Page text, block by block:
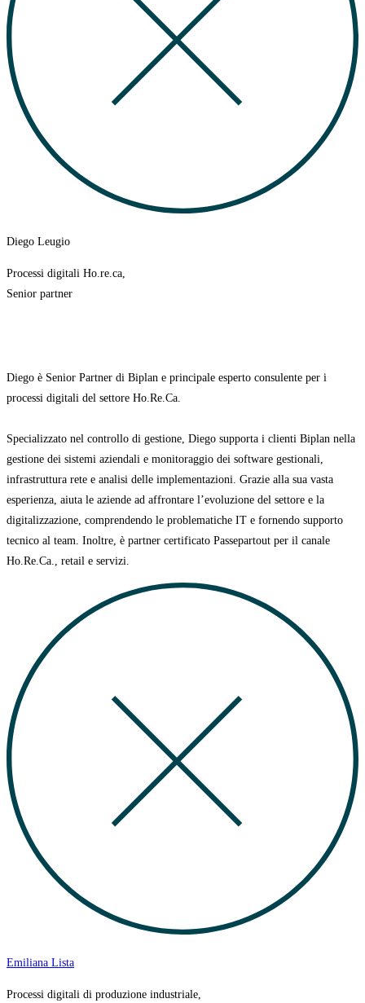
Diego Leugio
Processi digitali Ho.re.ca,
Senior partner
Diego è Senior Partner di Biplan e principale esperto consulente per i
processi digitali del settore Ho.Re.Ca.
Specializzato nel controllo di gestione, Diego supporta i clienti Biplan nella
gestione dei sistemi aziendali e monitoraggio dei software gestionali,
infrastruttura rete e analisi delle implementazioni. Grazie alla sua vasta
esperienza, aiuta le aziende ad affrontare l’evoluzione del settore e la
digitalizzazione, comprendendo le problematiche IT e fornendo supporto
tecnico al team. Inoltre, è partner certificato Passepartout per il canale
Ho.Re.Ca., retail e servizi.
Emiliana Lista
Processi digitali di produzione industriale,